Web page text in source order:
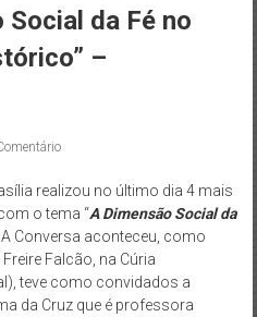
Social da Fé no
–
realizou no último dia 4 mais
o tema “A Dimensão Social da
A Conversa aconteceu, como
Falcão, na Cúria
teve como convidados a
da Cruz que é professora